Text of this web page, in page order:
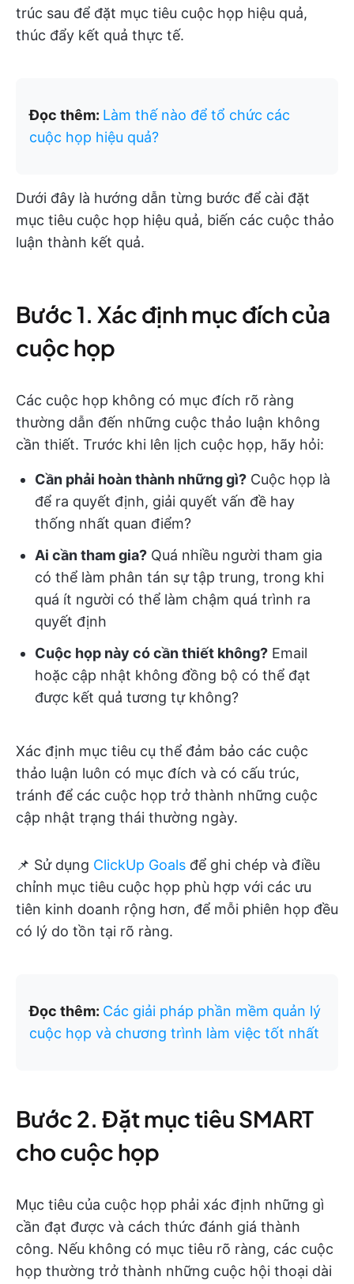
trúc sau để đặt mục tiêu cuộc họp hiệu quả,
thúc đẩy kết quả thực tế.
Đọc thêm: Làm thế nào để tổ chức các
cuộc họp hiệu quả?
Dưới đây là hướng dẫn từng bước để cài đặt
mục tiêu cuộc họp hiệu quả, biến các cuộc thảo
luận thành kết quả.
Bước 1. Xác định mục đích của
cuộc họp
Các cuộc họp không có mục đích rõ ràng
thường dẫn đến những cuộc thảo luận không
cần thiết. Trước khi lên lịch cuộc họp, hãy hỏi:
Cần phải hoàn thành những gì? Cuộc họp là
để ra quyết định, giải quyết vấn đề hay
thống nhất quan điểm?
Ai cần tham gia? Quá nhiều người tham gia
có thể làm phân tán sự tập trung, trong khi
quá ít người có thể làm chậm quá trình ra
quyết định
Cuộc họp này có cần thiết không? Email
hoặc cập nhật không đồng bộ có thể đạt
được kết quả tương tự không?
Xác định mục tiêu cụ thể đảm bảo các cuộc
thảo luận luôn có mục đích và có cấu trúc,
tránh để các cuộc họp trở thành những cuộc
cập nhật trạng thái thường ngày.
📌 Sử dụng ClickUp Goals để ghi chép và điều
chỉnh mục tiêu cuộc họp phù hợp với các ưu
tiên kinh doanh rộng hơn, để mỗi phiên họp đều
có lý do tồn tại rõ ràng.
Đọc thêm: Các giải pháp phần mềm quản lý
cuộc họp và chương trình làm việc tốt nhất
Bước 2. Đặt mục tiêu SMART
cho cuộc họp
Mục tiêu của cuộc họp phải xác định những gì
cần đạt được và cách thức đánh giá thành
công. Nếu không có mục tiêu rõ ràng, các cuộc
họp thường trở thành những cuộc hội thoại dài